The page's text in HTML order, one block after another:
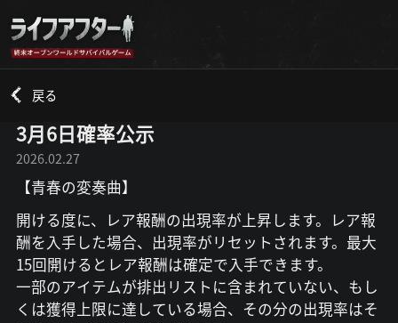
戻る
3月6日確率公示
2026.02.27
【青春の変奏曲】
開ける度に、レア報酬の出現率が上昇します。レア報
酬を入手した場合、出現率がリセットされます。最大
15回開けるとレア報酬は確定で入手できます。
一部のアイテムが排出リストに含まれていない、もし
くは獲得上限に達している場合、その分の出現率はそ